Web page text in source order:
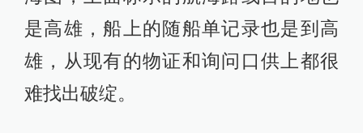
是高雄，船上的随船单记录也是到高
雄，从现有的物证和询问口供上都很
难找出破绽。